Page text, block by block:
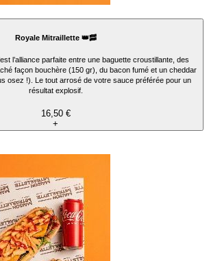
Royale Mitraillette 👑🥓
l’alliance parfaite entre une baguette croustillante, des
façon bouchère (150 gr), du bacon fumé et un cheddar
osez !). Le tout arrosé de votre sauce préférée pour un
résultat explosif.
16,50 €
+